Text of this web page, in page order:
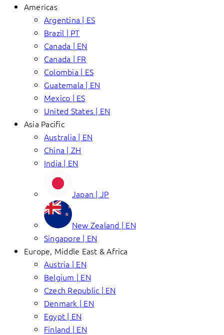
Americas
Argentina | ES
Brazil | PT
Canada | EN
Canada | FR
Colombia | ES
Guatemala | EN
Mexico | ES
United States | EN
Asia Pacific
Australia | EN
China | ZH
India | EN
Japan | JP
New Zealand | EN
Singapore | EN
Europe, Middle East & Africa
Austria | EN
Belgium | EN
Czech Republic | EN
Denmark | EN
Egypt | EN
Finland | EN